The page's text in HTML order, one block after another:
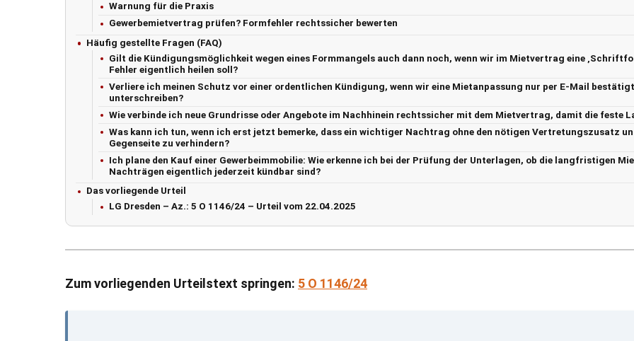
Warnung für die Praxis
Gewerbemietvertrag prüfen? Formfehler rechtssicher bewerten
Häufig gestellte Fragen (FAQ)
Gilt die Kündigungsmöglichkeit wegen eines Formmangels auch dann noch, wenn wir im Mietvertrag eine
Fehler eigentlich heilen soll?
Verliere ich meinen Schutz vor einer ordentlichen Kündigung, wenn wir eine Mietanpassung nur per E-Mail
unterschreiben?
Wie verbinde ich neue Grundrisse oder Angebote im Nachhinein rechtssicher mit dem Mietvertrag, damit die feste
Was kann ich tun, wenn ich erst jetzt bemerke, dass ein wichtiger Nachtrag ohne den nötigen Vertretungszusatz
Gegenseite zu verhindern?
Ich plane den Kauf einer Gewerbeimmobilie: Wie erkenne ich bei der Prüfung der Unterlagen, ob die langfristigen
Nachträgen eigentlich jederzeit kündbar sind?
Das vorliegende Urteil
LG Dresden – Az.: 5 O 1146/24 – Urteil vom 22.04.2025
Zum vorliegenden Urteilstext springen: 5 O 1146/24